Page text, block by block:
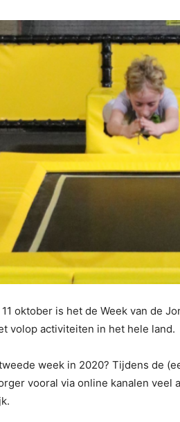
oktober is het de Week van de
volop activiteiten in het hele land.
week in 2020? Tijdens de
vooral via online kanalen veel